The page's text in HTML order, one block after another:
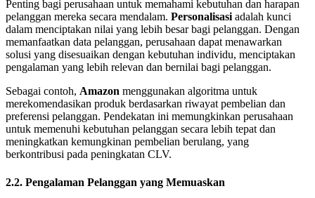
Penting bagi perusahaan untuk memahami kebutuhan dan harapan
pelanggan mereka secara mendalam. Personalisasi adalah kunci
dalam menciptakan nilai yang lebih besar bagi pelanggan. Dengan
memanfaatkan data pelanggan, perusahaan dapat menawarkan
solusi yang disesuaikan dengan kebutuhan individu, menciptakan
pengalaman yang lebih relevan dan bernilai bagi pelanggan.
Sebagai contoh, Amazon menggunakan algoritma untuk
merekomendasikan produk berdasarkan riwayat pembelian dan
preferensi pelanggan. Pendekatan ini memungkinkan perusahaan
untuk memenuhi kebutuhan pelanggan secara lebih tepat dan
meningkatkan kemungkinan pembelian berulang, yang
berkontribusi pada peningkatan CLV.
2.2. Pengalaman Pelanggan yang Memuaskan